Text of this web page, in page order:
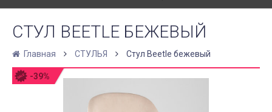
СТУЛ BEETLE БЕЖЕВЫЙ
Главная СТУЛЬЯ Стул Beetle бежевый
-39%